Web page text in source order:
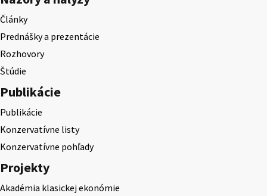
Články
Prednášky a prezentácie
Rozhovory
Štúdie
Publikácie
Publikácie
Konzervatívne listy
Konzervatívne pohľady
Projekty
Akadémia klasickej ekonómie